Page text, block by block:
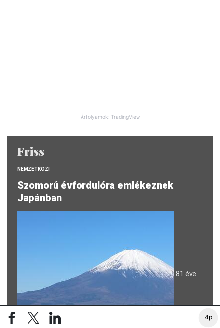
4p
Árfolyamok: TradingView
Friss
NEMZETKÖZI
Szomorú évfordulóra emlékeznek
Japánban
81 éve